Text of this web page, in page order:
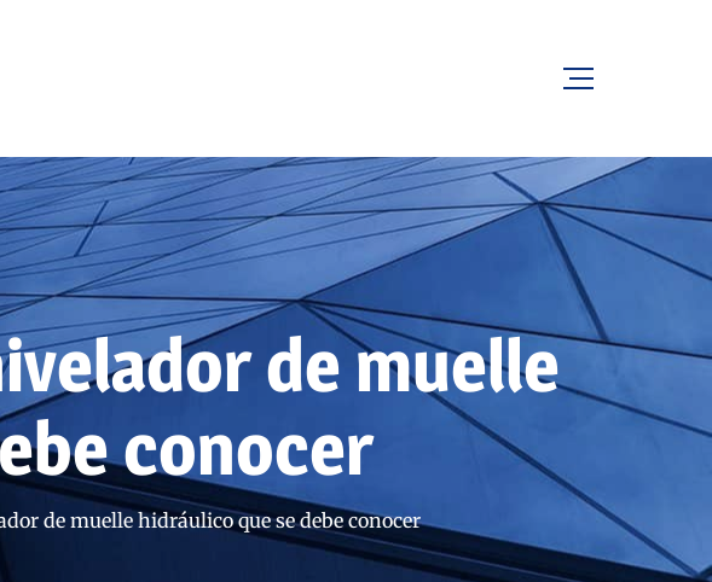
de muelle
conocer
de muelle hidráulico que se debe conocer